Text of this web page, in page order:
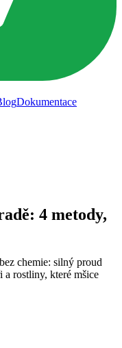
Dokumentace
4 metody,
chemie: silný proud
rostliny, které mšice